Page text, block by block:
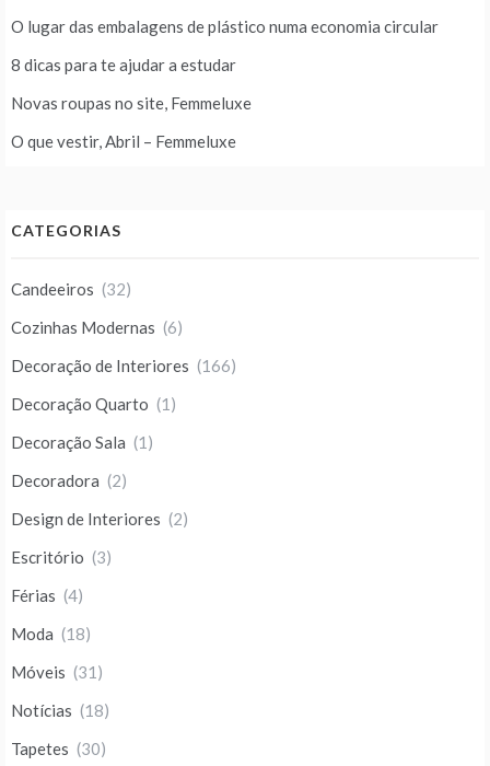
O lugar das embalagens de plástico numa economia circular
8 dicas para te ajudar a estudar
Novas roupas no site, Femmeluxe
O que vestir, Abril – Femmeluxe
CATEGORIAS
Candeeiros (32)
Cozinhas Modernas (6)
Decoração de Interiores (166)
Decoração Quarto (1)
Decoração Sala (1)
Decoradora (2)
Design de Interiores (2)
Escritório (3)
Férias (4)
Moda (18)
Móveis (31)
Notícias (18)
Tapetes (30)